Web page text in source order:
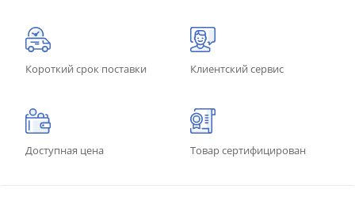
Короткий срок поставки Клиентский сервис
Доступная цена Товар сертифицирован